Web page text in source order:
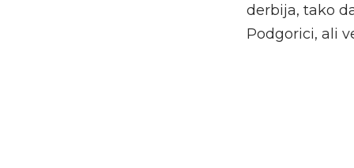
derbija, tako
Podgorici, ali